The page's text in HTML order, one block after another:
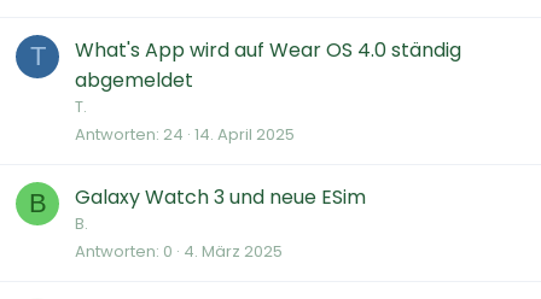
T
What's App wird auf Wear OS 4.0 ständig
abgemeldet
T.
Antworten 24 14. April 2025
B Galaxy Watch 3 und neue ESim
B.
Antworten 0 4. März 2025